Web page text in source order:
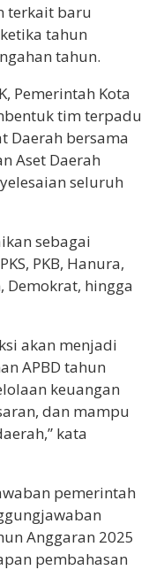
terkait baru
tahun
tahun.
Pemerintah Kota
tim terpadu
Daerah bersama
Aset Daerah
seluruh
sebagai
PKB, Hanura,
Demokrat, hingga
akan menjadi
APBD tahun
keuangan
dan mampu
kata
pemerintah
Anggaran 2025
pembahasan